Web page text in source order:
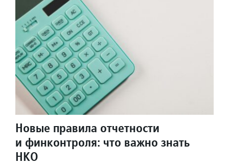
Новые правила отчетности
и финконтроля: что важно знать
НКО